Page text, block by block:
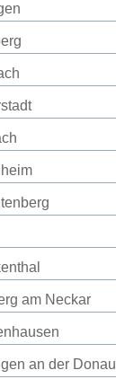
am Neckar
an der Donau